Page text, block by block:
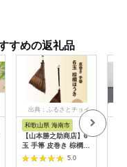
すめの返礼品
出典：ふるさとチョイ
和歌山県 海南市
【山本勝之助商店】6
玉 手箒 皮巻き 棕櫚ほ
うき
5.0